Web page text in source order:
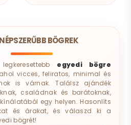
BÖGREK
egyedi bögre
vicces, feliratos, minimal és
is várnak. Találsz ajándék
családnak és barátoknak,
egy helyen. Hasonlíts
és árakat, és válaszd ki a
bögrét!